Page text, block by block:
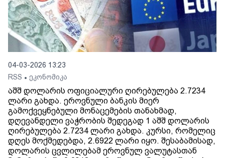
04-03-2026 13:23
RSS • ეკონომიკა
აშშ დოლარის ოფიციალური ღირებულება 2.7234
ლარი გახდა. ეროვნული ბანკის მიერ
გამოქვეყნებული მონაცემების თანახმად,
დღევანდელი ვაჭრობის შედეგად 1 აშშ დოლარის
ღირებულება 2.7234 ლარი გახდა. კურსი, რომელიც
დღეს მოქმედებდა, 2.6922 ლარი იყო. შესაბამისად,
დოლარის ცვლილებამ ეროვნულ ვალუტასთან